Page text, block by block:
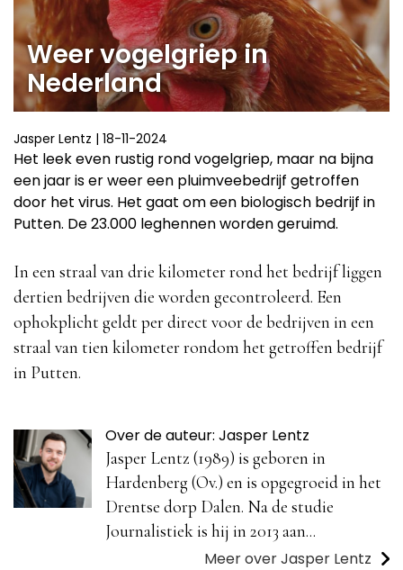
Weer vogelgriep in
Nederland
Jasper Lentz | 18-11-2024
Het leek even rustig rond vogelgriep, maar na bijna
een jaar is er weer een pluimveebedrijf getroffen
door het virus. Het gaat om een biologisch bedrijf in
Putten. De 23.000 leghennen worden geruimd.
In een straal van drie kilometer rond het bedrijf liggen
dertien bedrijven die worden gecontroleerd. Een
ophokplicht geldt per direct voor de bedrijven in een
straal van tien kilometer rondom het getroffen bedrijf
in Putten.
Over de auteur: Jasper Lentz
Jasper Lentz (1989) is geboren in
Hardenberg (Ov.) en is opgegroeid in het
Drentse dorp Dalen. Na de studie
Journalistiek is hij in 2013 aan...
Meer over Jasper Lentz